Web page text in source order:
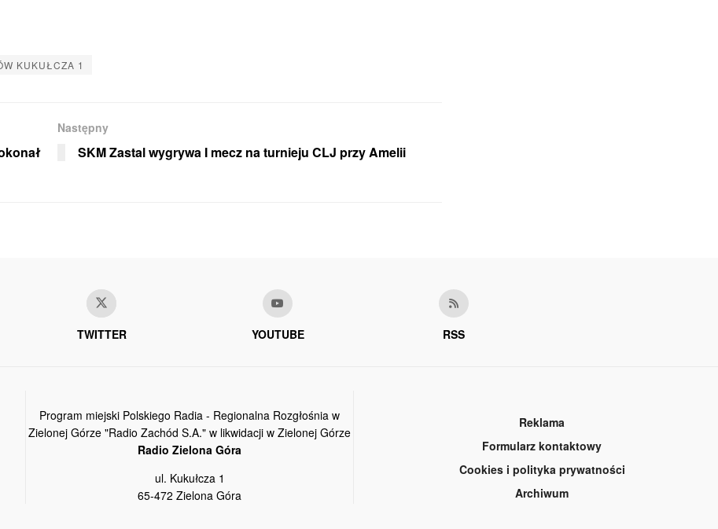
KUKUŁCZA 1
Następny
SKM Zastal wygrywa I mecz na turnieju CLJ przy Amelii
TWITTER YOUTUBE RSS
Program miejski Polskiego Radia - Regionalna Rozgłośnia w
Zielonej Górze "Radio Zachód S.A." w likwidacji w Zielonej Górze
Radio Zielona Góra
ul. Kukułcza 1
65-472 Zielona Góra
Reklama
Formularz kontaktowy
Cookies i polityka prywatności
Archiwum